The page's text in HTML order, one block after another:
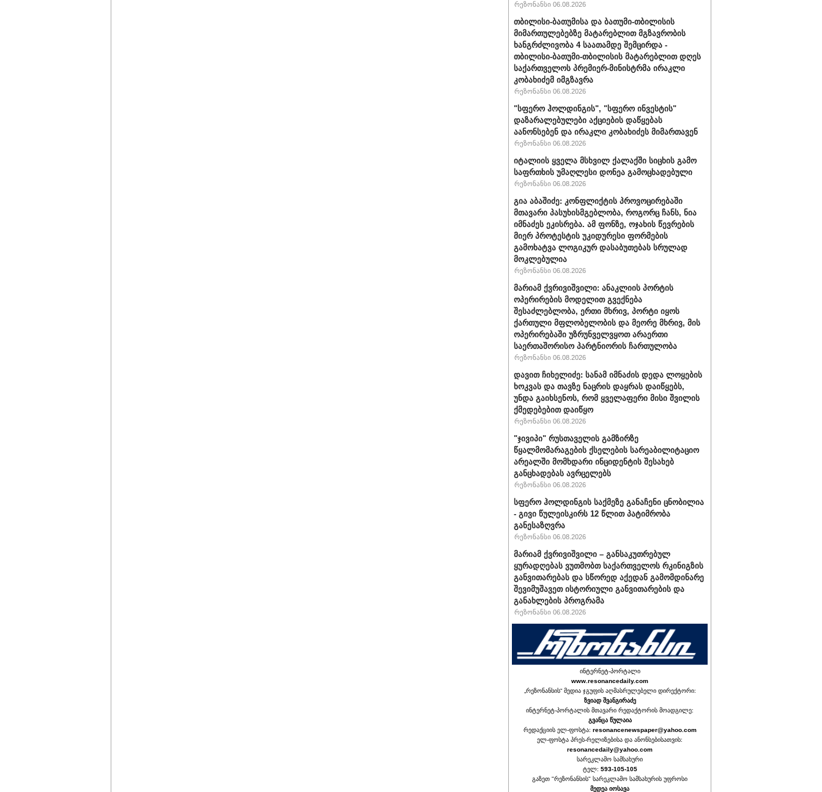
რეზონანსი 06.08.2026
თბილისი-ბათუმისა და ბათუმი-თბილისის
მიმართულებებზე მატარებლით მგზავრობის
ხანგრძლივობა 4 საათამდე შემცირდა -
თბილისი-ბათუმი-თბილისის მატარებლით დღეს
საქართველოს პრემიერ-მინისტრმა ირაკლი
კობახიძემ იმგზავრა
რეზონანსი 06.08.2026
"სფერო ჰოლდინგის", "სფერო ინვესტის"
დაზარალებულები აქციების დაწყებას
აანონსებენ და ირაკლი კობახიძეს მიმართავენ
რეზონანსი 06.08.2026
იტალიის ყველა მსხვილ ქალაქში სიცხის გამო
საფრთხის უმაღლესი დონეა გამოცხადებული
რეზონანსი 06.08.2026
გია აბაშიძე: კონფლიქტის პროვოცირებაში
მთავარი პასუხისმგებლობა, როგორც ჩანს, ნია
იმნაძეს ეკისრება. ამ ფონზე, ოჯახის წევრების
მიერ პროტესტის უკიდურესი ფორმების
გამოხატვა ლოგიკურ დასაბუთებას სრულად
მოკლებულია
რეზონანსი 06.08.2026
მარიამ ქვრივიშვილი: ანაკლიის პორტის
ოპერირების მოდელით გვექნება
შესაძლებლობა, ერთი მხრივ, პორტი იყოს
ქართული მფლობელობის და მეორე მხრივ, მის
ოპერირებაში უზრუნველვყოთ არაერთი
საერთაშორისო პარტნიორის ჩართულობა
რეზონანსი 06.08.2026
დავით ჩიხელიძე: სანამ იმნაძის დედა ლოყების
ხოკვას და თავზე ნაცრის დაყრას დაიწყებს,
უნდა გაიხსენოს, რომ ყველაფერი მისი შვილის
ქმედებებით დაიწყო
რეზონანსი 06.08.2026
"ჯივიპი" რუსთაველის გამზირზე
წყალმომარაგების ქსელების სარეაბილიტაციო
არეალში მომხდარი ინციდენტის შესახებ
განცხადებას ავრცელებს
რეზონანსი 06.08.2026
სფერო ჰოლდინგის საქმეზე განაჩენი ცნობილია
- გივი წულეისკირს 12 წლით პატიმრობა
განესაზღვრა
რეზონანსი 06.08.2026
მარიამ ქვრივიშვილი – განსაკუთრებულ
ყურადღებას ვუთმობთ საქართველოს რკინიგზის
განვითარებას და სწორედ აქედან გამომდინარე
შევიმუშავეთ ისტორიული განვითარების და
განახლების პროგრამა
რეზონანსი 06.08.2026
ინტერნეტ-პორტალი
www.resonancedaily.com
„რეზონანსის“ მედია ჯგუფის აღმასრულებელი დირექტორი:
ზვიად შვანგირაძე
ინტერნეტ-პორტალის მთავარი რედაქტორის მოადგილე:
გვანცა წულაია
რედაქციის ელ-ფოსტა: resonancenewspaper@yahoo.com
ელ-ფოსტა პრეს-რელიზებისა და ანონსებისათვის:
resonancedaily@yahoo.com
სარეკლამო სამსახური
ტელ: 593-105-105
გაზეთ "რეზონანსის" სარეკლამო სამსახურის უფროსი
მედეა იოსავა